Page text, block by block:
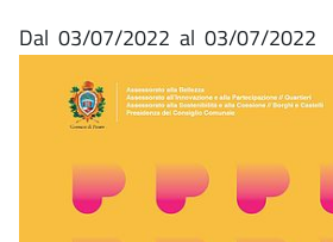
Dal 03/07/2022 al 03/07/2022